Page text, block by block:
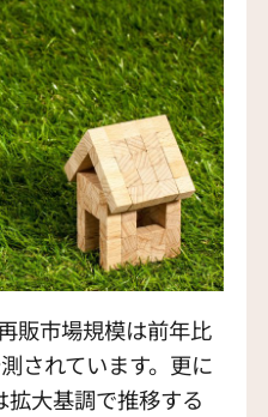
販市場規模は前年比
されています。更に
拡大基調で推移する